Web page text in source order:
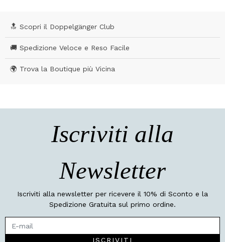
🔝 Scopri il Doppelgänger Club
🚚 Spedizione Veloce e Reso Facile
🌍 Trova la Boutique più Vicina
Iscriviti alla
Newsletter
Iscriviti alla newsletter per ricevere il 10% di Sconto e la
Spedizione Gratuita sul primo ordine.
ISCRIVITI